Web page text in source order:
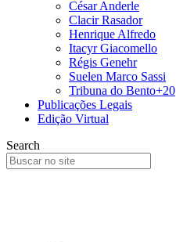
César Anderle
Clacir Rasador
Henrique Alfredo
Itacyr Giacomello
Régis Genehr
Suelen Marco Sassi
Tribuna do Bento+20
Publicações Legais
Edição Virtual
Search